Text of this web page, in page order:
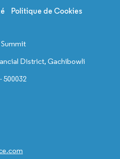
Politique de Cookies
District, Gachibowli
500032